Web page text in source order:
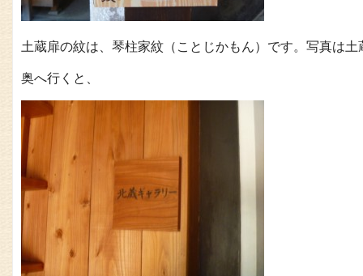
土蔵扉の紋は、琴柱家紋（ことじかもん）です。写真は
奥へ行くと、